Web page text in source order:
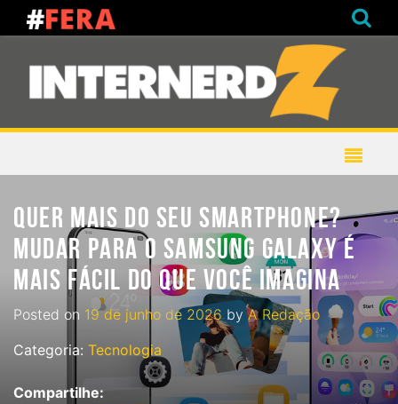
QUER MAIS DO SEU SMARTPHONE?
MUDAR PARA O SAMSUNG GALAXY É
MAIS FÁCIL DO QUE VOCÊ IMAGINA
Posted on 19 de junho de 2026byA Redação
Categoria: Tecnologia
Compartilhe: